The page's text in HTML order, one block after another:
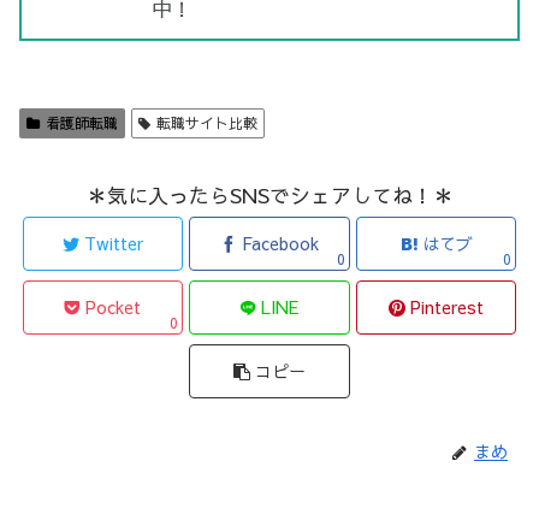
中！
看護師転職 転職サイト比較
＊気に入ったらSNSでシェアしてね！＊
Twitter Facebook
0
はてブ
0
Pocket
0
LINE Pinterest
コピー
まめ